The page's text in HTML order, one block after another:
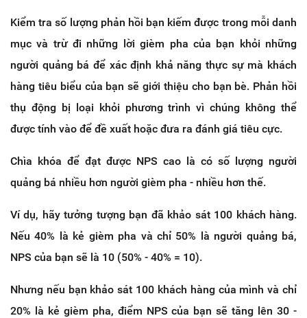
Kiểm tra số lượng phản hồi bạn kiếm được trong mỗi danh
mục và trừ đi những lời gièm pha của bạn khỏi những
người quảng bá để xác định khả năng thực sự mà khách
hàng tiêu biểu của bạn sẽ giới thiệu cho bạn bè. Phản hồi
thụ động bị loại khỏi phương trình vì chúng không thể
được tính vào để đề xuất hoặc đưa ra đánh giá tiêu cực.
Chìa khóa để đạt được NPS cao là có số lượng người
quảng bá nhiều hơn người gièm pha - nhiều hơn thế.
Ví dụ, hãy tưởng tượng bạn đã khảo sát 100 khách hàng.
Nếu 40% là kẻ gièm pha và chỉ 50% là người quảng bá,
NPS của bạn sẽ là 10 (50% - 40% = 10).
Nhưng nếu bạn khảo sát 100 khách hàng của mình và chỉ
20% là kẻ gièm pha, điểm NPS của bạn sẽ tăng lên 30 -